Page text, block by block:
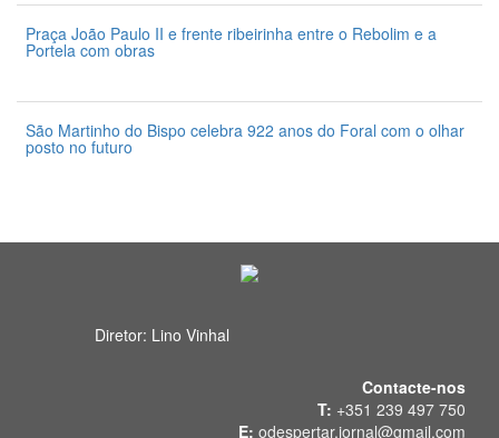
Praça João Paulo II e frente ribeirinha entre o Rebolim e a
Portela com obras
São Martinho do Bispo celebra 922 anos do Foral com o olhar
posto no futuro
Diretor: Lino Vinhal
Contacte-nos
T: +351 239 497 750
E: odespertar.jornal@gmail.com